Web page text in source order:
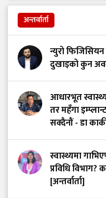
अन्तर्वार्ता
न्युरो फिजिसियन
दुखाइको कुन
आधारभूत
तर महँगा
सक्दैनौं - डा
स्वास्थ्यमा
प्रविधि
[अन्तर्वार्ता]